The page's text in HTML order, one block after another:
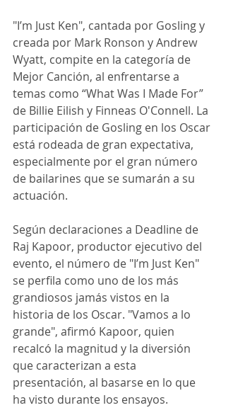
"I’m Just Ken", cantada por Gosling y
creada por Mark Ronson y Andrew
Wyatt, compite en la categoría de
Mejor Canción, al enfrentarse a
temas como “What Was I Made For”
de Billie Eilish y Finneas O'Connell. La
participación de Gosling en los Oscar
está rodeada de gran expectativa,
especialmente por el gran número
de bailarines que se sumarán a su
actuación.
Según declaraciones a Deadline de
Raj Kapoor, productor ejecutivo del
evento, el número de "I’m Just Ken"
se perfila como uno de los más
grandiosos jamás vistos en la
historia de los Oscar. "Vamos a lo
grande", afirmó Kapoor, quien
recalcó la magnitud y la diversión
que caracterizan a esta
presentación, al basarse en lo que
ha visto durante los ensayos.